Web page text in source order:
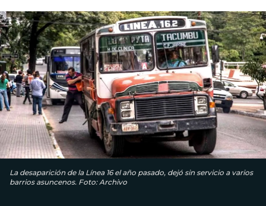
La desaparición de la Línea 16 el año pasado, dejó sin servicio a varios
barrios asuncenos. Foto: Archivo